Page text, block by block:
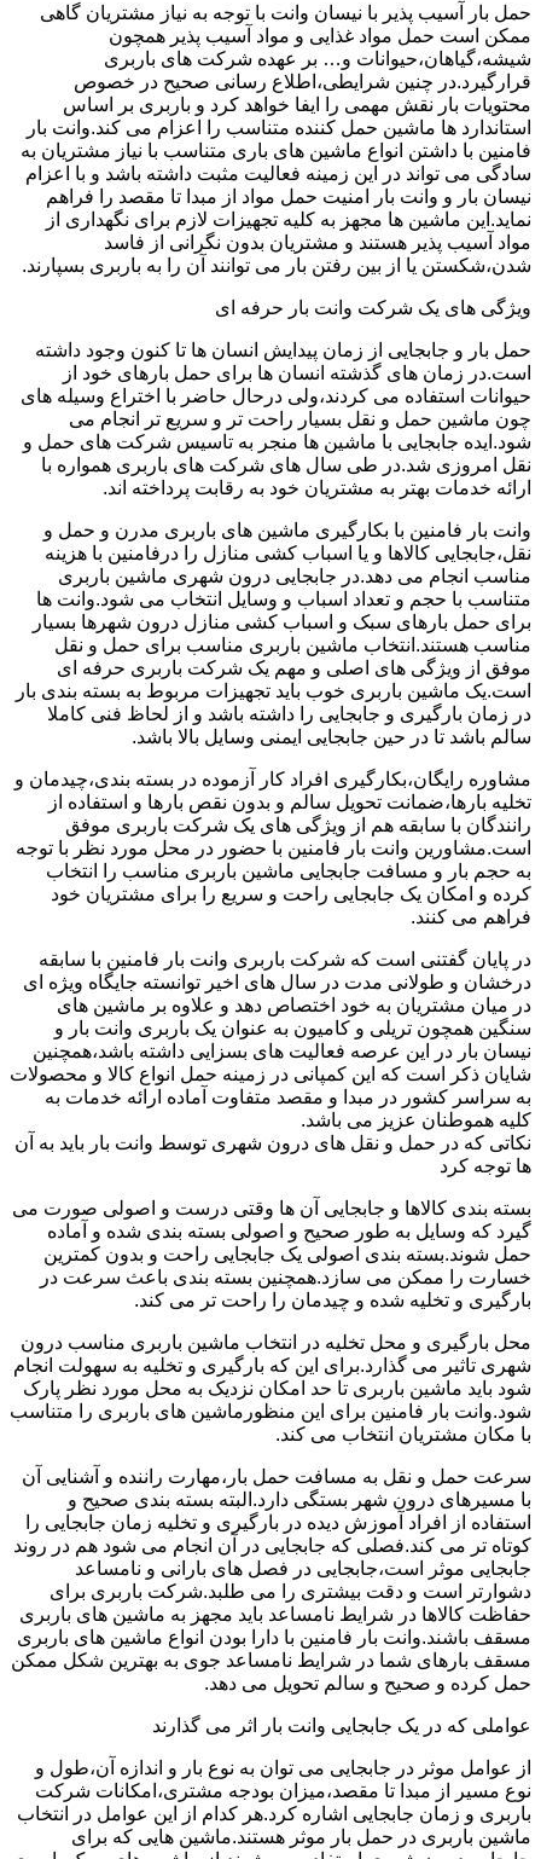
حمل بار آسیب پذیر با نیسان وانت با توجه به نیاز مشتریان گاهی
ممکن است حمل مواد غذایی و مواد آسیب پذیر همچون
شیشه،گیاهان،حیوانات و… بر عهده شرکت های باربری
قرارگیرد.در چنین شرایطی،اطلاع رسانی صحیح در خصوص
محتویات بار نقش مهمی را ایفا خواهد کرد و باربری بر اساس
استاندارد ها ماشین حمل کننده متناسب را اعزام می کند.وانت بار
فامنین با داشتن انواع ماشین های باری متناسب با نیاز مشتریان به
سادگی می تواند در این زمینه فعالیت مثبت داشته باشد و با اعزام
نیسان بار و وانت بار امنیت حمل مواد از مبدا تا مقصد را فراهم
نماید.این ماشین ها مجهز به کلیه تجهیزات لازم برای نگهداری از
مواد آسیب پذیر هستند و مشتریان بدون نگرانی از فاسد
شدن،شکستن یا از بین رفتن بار می توانند آن را به باربری بسپارند.
ویژگی های یک شرکت وانت بار حرفه ای
حمل بار و جابجایی از زمان پیدایش انسان ها تا کنون وجود داشته
است.در زمان های گذشته انسان ها برای حمل بارهای خود از
حیوانات استفاده می کردند،ولی درحال حاضر با اختراع وسیله های
چون ماشین حمل و نقل بسیار راحت تر و سریع تر انجام می
شود.ایده جابجایی با ماشین ها منجر به تاسیس شرکت های حمل و
نقل امروزی شد.در طی سال های شرکت های باربری همواره با
ارائه خدمات بهتر به مشتریان خود به رقابت پرداخته اند.
وانت بار فامنین با بکارگیری ماشین های باربری مدرن و حمل و
نقل،جابجایی کالاها و یا اسباب کشی منازل را درفامنین با هزینه
مناسب انجام می دهد.در جابجایی درون شهری ماشین باربری
متناسب با حجم و تعداد اسباب و وسایل انتخاب می شود.وانت ها
برای حمل بارهای سبک و اسباب کشی منازل درون شهرها بسیار
مناسب هستند.انتخاب ماشین باربری مناسب برای حمل و نقل
موفق از ویژگی های اصلی و مهم یک شرکت باربری حرفه ای
است.یک ماشین باربری خوب باید تجهیزات مربوط به بسته بندی بار
در زمان بارگیری و جابجایی را داشته باشد و از لحاظ فنی کاملا
سالم باشد تا در حین جابجایی ایمنی وسایل بالا باشد.
مشاوره رایگان،بکارگیری افراد کار آزموده در بسته بندی،چیدمان و
تخلیه بارها،ضمانت تحویل سالم و بدون نقص بارها و استفاده از
رانندگان با سابقه هم از ویژگی های یک شرکت باربری موفق
است.مشاورین وانت بار فامنین با حضور در محل مورد نظر با توجه
به حجم بار و مسافت جابجایی ماشین باربری مناسب را انتخاب
کرده و امکان یک جابجایی راحت و سریع را برای مشتریان خود
فراهم می کنند.
در پایان گفتنی است که شرکت باربری وانت بار فامنین با سابقه
درخشان و طولانی مدت در سال های اخیر توانسته جایگاه ویژه ای
در میان مشتریان به خود اختصاص دهد و علاوه بر ماشین های
سنگین همچون تریلی و کامیون به عنوان یک باربری وانت بار و
نیسان بار در این عرصه فعالیت های بسزایی داشته باشد،همچنین
شایان ذکر است که این کمپانی در زمینه حمل انواع کالا و محصولات
به سراسر کشور در مبدا و مقصد متفاوت آماده ارائه خدمات به
کلیه هموطنان عزیز می باشد.
نکاتی که در حمل و نقل های درون شهری توسط وانت بار باید به آن
ها توجه کرد
بسته بندی کالاها و جابجایی آن ها وقتی درست و اصولی صورت می
گیرد که وسایل به طور صحیح و اصولی بسته بندی شده و آماده
حمل شوند.بسته بندی اصولی یک جابجایی راحت و بدون کمترین
خسارت را ممکن می سازد.همچنین بسته بندی باعث سرعت در
بارگیری و تخلیه شده و چیدمان را راحت تر می کند.
محل بارگیری و محل تخلیه در انتخاب ماشین باربری مناسب درون
شهری تاثیر می گذارد.برای این که بارگیری و تخلیه به سهولت انجام
شود باید ماشین باربری تا حد امکان نزدیک به محل مورد نظر پارک
شود.وانت بار فامنین برای این منظورماشین های باربری را متناسب
با مکان مشتریان انتخاب می کند.
سرعت حمل و نقل به مسافت حمل بار،مهارت راننده و آشنایی آن
با مسیرهای درون شهر بستگی دارد.البته بسته بندی صحیح و
استفاده از افراد آموزش دیده در بارگیری و تخلیه زمان جابجایی را
کوتاه تر می کند.فصلی که جابجایی در آن انجام می شود هم در روند
جابجایی موثر است،جابجایی در فصل های بارانی و نامساعد
دشوارتر است و دقت بیشتری را می طلبد.شرکت باربری برای
حفاظت کالاها در شرایط نامساعد باید مجهز به ماشین های باربری
مسقف باشند.وانت بار فامنین با دارا بودن انواع ماشین های باربری
مسقف بارهای شما در شرایط نامساعد جوی به بهترین شکل ممکن
حمل کرده و صحیح و سالم تحویل می دهد.
عواملی که در یک جابجایی وانت بار اثر می گذارند
از عوامل موثر در جابجایی می توان به نوع بار و اندازه آن،طول و
نوع مسیر از مبدا تا مقصد،میزان بودجه مشتری،امکانات شرکت
باربری و زمان جابجایی اشاره کرد.هر کدام از این عوامل در انتخاب
ماشین باربری در حمل بار موثر هستند.ماشین هایی که برای